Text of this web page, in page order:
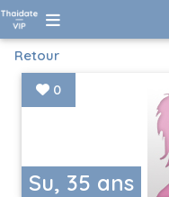
Retour
Su, 35 ans
0